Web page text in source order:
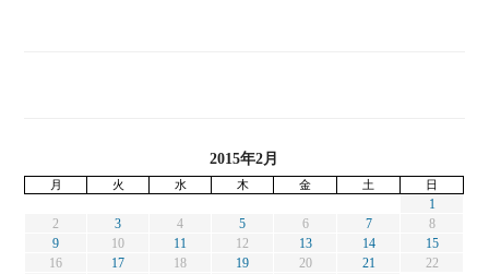
2015年2月
月 火 水 木 金 土 日
1
2
3 4 5 6 7
8
9
10 11 12 13 14
15
16
17 18 19 20 21
22